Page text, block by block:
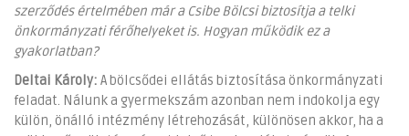
szerződés értelmében már a Csibe Bölcsi biztosítja a telki
önkormányzati férőhelyeket is. Hogyan működik ez a
gyakorlatban?
Deltai Károly: A bölcsődei ellátás biztosítása önkormányzati
feladat. Nálunk a gyermekszám azonban nem indokolja egy
külön, önálló intézmény létrehozását, különösen akkor, ha a